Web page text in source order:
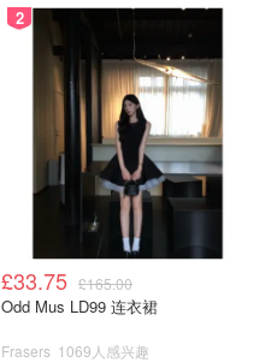
2
£33.75 £165.00
Odd Mus LD99 连衣裙
Frasers 1069人感兴趣